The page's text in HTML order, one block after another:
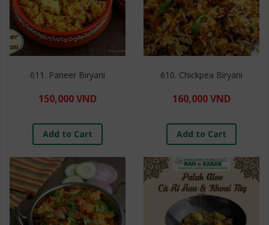
611. Paneer Biryani
150,000 VND
Add to Cart
610. Chickpea Biryani
160,000 VND
Add to Cart